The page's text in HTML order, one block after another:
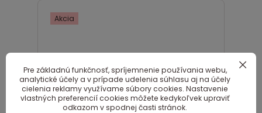
Akcia
Pre základnú funkčnosť, spríjemnenie používania webu,
analytické účely a v prípade udelenia súhlasu aj na účely
cielenia reklamy využívame súbory cookies. Nastavenie
vlastných preferencií cookies môžete kedykoľvek upraviť
odkazom v spodnej časti stránok.